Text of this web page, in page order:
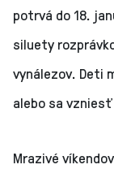
potrvá do 18.
siluety
vynálezov. Deti
alebo sa
Mrazivé